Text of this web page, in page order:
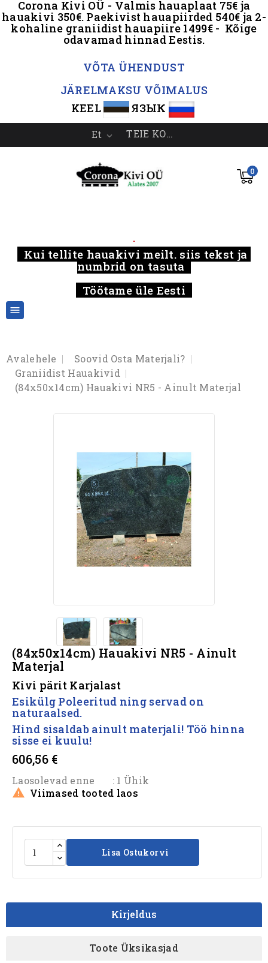
Corona Kivi OÜ - Valmis hauaplaat 75€ ja
hauakivi 350€. Paekivist hauapiirded 540€ ja 2-
kohaline graniidist hauapiire 1499€ - Kõige
odavamad hinnad Eestis.
VÕTA ÜHENDUST
JÄRELMAKSU VÕIMALUS
KEEL
ЯЗЫК
TEIE KONTO
Et 
0
.
Kui tellite hauakivi meilt, siis tekst ja
numbrid on tasuta
Töötame üle Eesti

Avalehele
Soovid Osta Materjali?
Graniidist Hauakivid
(84x50x14cm) Hauakivi NR5 - Ainult Materjal
(84x50x14cm) Hauakivi NR5 - Ainult
Materjal
Kivi pärit Karjalast
Esikülg Poleeritud ning servad on
naturaalsed.
Hind sisaldab ainult materjali! Töö hinna
sisse ei kuulu!
606,56 €
Laosolevad enne : 1 Ühik
 Viimased tooted laos
Lisa Ostukorvi
Kirjeldus
Toote Üksikasjad